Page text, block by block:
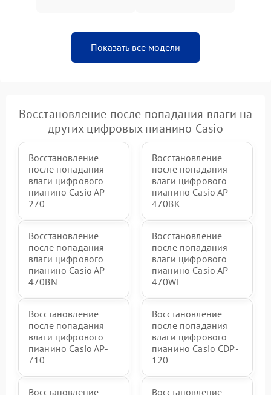
Показать все модели
Восстановление после попадания влаги на
других цифровых пианино Casio
Восстановление
после попадания
влаги цифрового
пианино Casio AP-
270
Восстановление
после попадания
влаги цифрового
пианино Casio AP-
470BK
Восстановление
после попадания
влаги цифрового
пианино Casio AP-
470BN
Восстановление
после попадания
влаги цифрового
пианино Casio AP-
470WE
Восстановление
после попадания
влаги цифрового
пианино Casio AP-
710
Восстановление
после попадания
влаги цифрового
пианино Casio CDP-
120
Восстановление Восстановление